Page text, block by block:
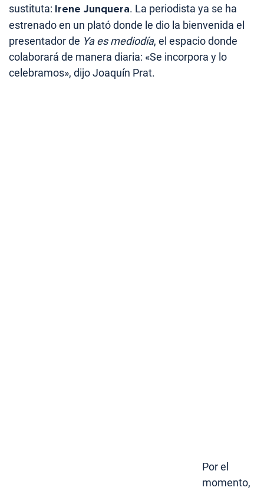
sustituta: Irene Junquera. La periodista ya se ha
estrenado en un plató donde le dio la bienvenida el
presentador de Ya es mediodía, el espacio donde
colaborará de manera diaria: «Se incorpora y lo
celebramos», dijo Joaquín Prat.
Por el
momento,